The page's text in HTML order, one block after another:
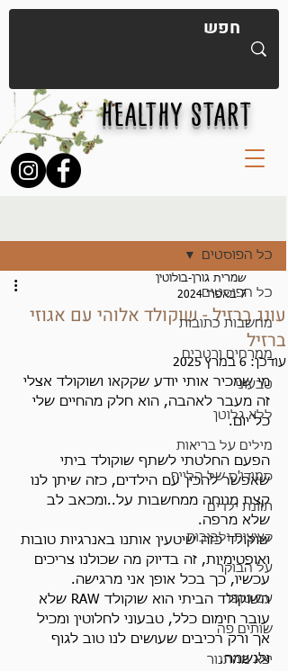
HEALTHY START
כל הפוסטים
מחשבות כתובות
ממרחים ורטבים
טבעוני
ללא גלוטן
מילים על בריאות
סמודי'ס של הלייף
תזונת ילדים
קציצות ולביבות
על הבוקר
עם טופו
שותים פה
יצא מהתנור
כל הפוסטים
עונג ברזיל - שוקולד אלוהי עם אגוזי
ברזיל
שמרית גורן-בולוטין
7 באפר׳ 2024
עודכן: 6 במרץ 2025
מי שמכיר אותי יודע שקקאו ושוקולד אצלי
זה מעבר לאהבה, הוא חלק מהחיים שלי
כל יום.
הפעם החלטתי לשתף שוקולד ביתי
שאפשר להכין עם הילדים, כזה שיתן לנו
קצת מנוחה ממחשבות על..ומכאב לב
שלא מרפה.
שוקולד כזה שיטעין אותנו באנרגיות טובות
ואופטימיות, זה בדיוק מה שכולנו צריכים
עכשיו, כך בכל אופן אני מרגישה.
השוקולד הביתי הוא שוקולד RAW שלא
עובר חימום כלל, טבעוני לחלוטין ומכיל
אך ורק רכיבים שעושים לנו טוב לגוף
ולנשמה.